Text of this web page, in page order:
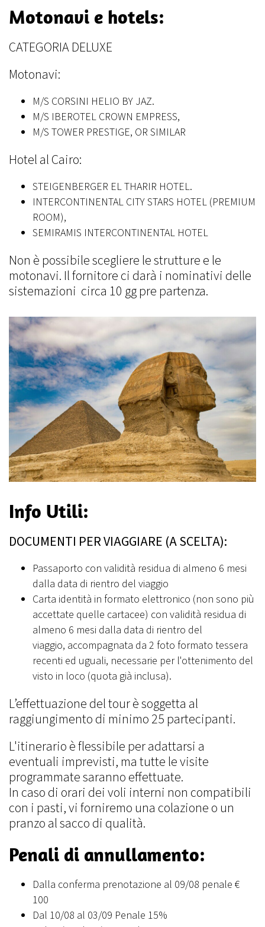
Motonavi e hotels:
CATEGORIA DELUXE
Motonavi:
M/S CORSINI HELIO BY JAZ.
M/S IBEROTEL CROWN EMPRESS,
M/S TOWER PRESTIGE, OR SIMILAR
Hotel al Cairo:
STEIGENBERGER EL THARIR HOTEL.
INTERCONTINENTAL CITY STARS HOTEL (PREMIUM
ROOM),
SEMIRAMIS INTERCONTINENTAL HOTEL
Non è possibile scegliere le strutture e le
motonavi. Il fornitore ci darà i nominativi delle
sistemazioni circa 10 gg pre partenza.
Info Utili:
DOCUMENTI PER VIAGGIARE (A SCELTA):
Passaporto con validità residua di almeno 6 mesi
dalla data di rientro del viaggio
Carta identità in formato elettronico (non sono più
accettate quelle cartacee) con validità residua di
almeno 6 mesi dalla data di rientro del
viaggio, accompagnata da 2 foto formato tessera
recenti ed uguali, necessarie per l'ottenimento del
visto in loco (quota già inclusa).
L’effettuazione del tour è soggetta al
raggiungimento di minimo 25 partecipanti.
L'itinerario è flessibile per adattarsi a
eventuali imprevisti, ma tutte le visite
programmate saranno effettuate.
In caso di orari dei voli interni non compatibili
con i pasti, vi forniremo una colazione o un
pranzo al sacco di qualità.
Penali di annullamento:
Dalla conferma prenotazione al 09/08 penale €
100
Dal 10/08 al 03/09 Penale 15%